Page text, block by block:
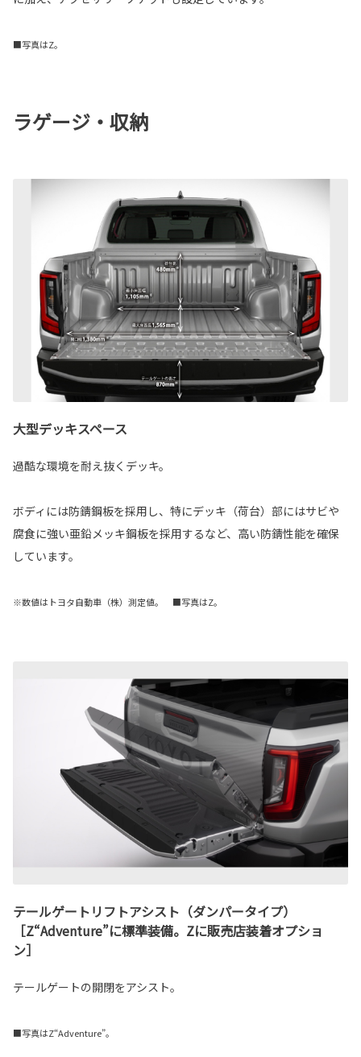
■写真はZ。
ラゲージ・収納
大型デッキスペース
過酷な環境を耐え抜くデッキ。
ボディには防錆鋼板を採用し、特にデッキ（荷台）部にはサビや
腐食に強い亜鉛メッキ鋼板を採用するなど、高い防錆性能を確保
しています。
※数値はトヨタ自動車（株）測定値。 ■写真はZ。
テールゲートリフトアシスト（ダンパータイプ）
［Z“Adventure”に標準装備。Zに販売店装着オプショ
ン］
テールゲートの開閉をアシスト。
■写真はZ“Adventure”。